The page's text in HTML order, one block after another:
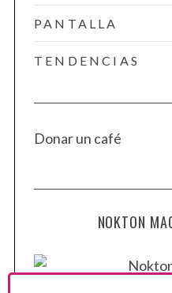
PANTALLA
TENDENCIAS
Donar un café
NOKTON